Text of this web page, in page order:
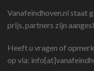
Vanafeindhoven.nl staat
prijs, partners zijn
Heeft u vragen of
op via: